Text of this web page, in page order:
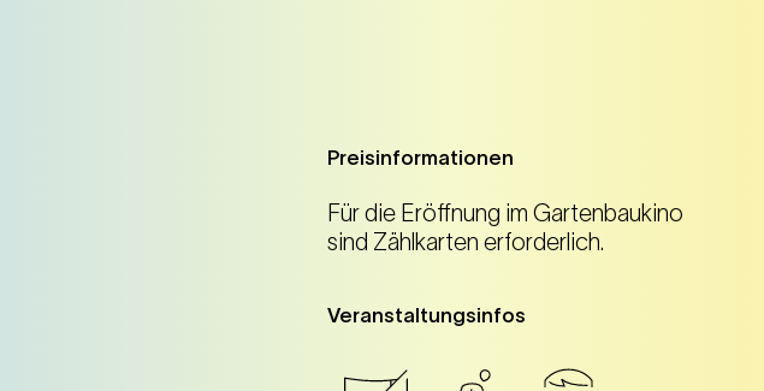
Preisinformationen
Für die Eröffnung im Gartenbaukino
sind Zählkarten erforderlich.
Veranstaltungsinfos